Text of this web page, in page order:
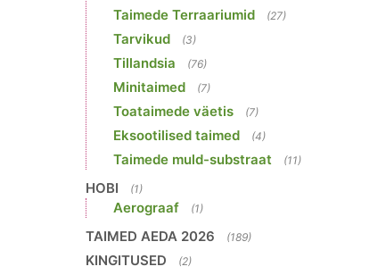
Taimede Terraariumid (27)
Tarvikud (3)
Tillandsia (76)
Minitaimed (7)
Toataimede väetis (7)
Eksootilised taimed (4)
Taimede muld-substraat (11)
HOBI (1)
Aerograaf (1)
TAIMED AEDA 2026 (189)
KINGITUSED (2)